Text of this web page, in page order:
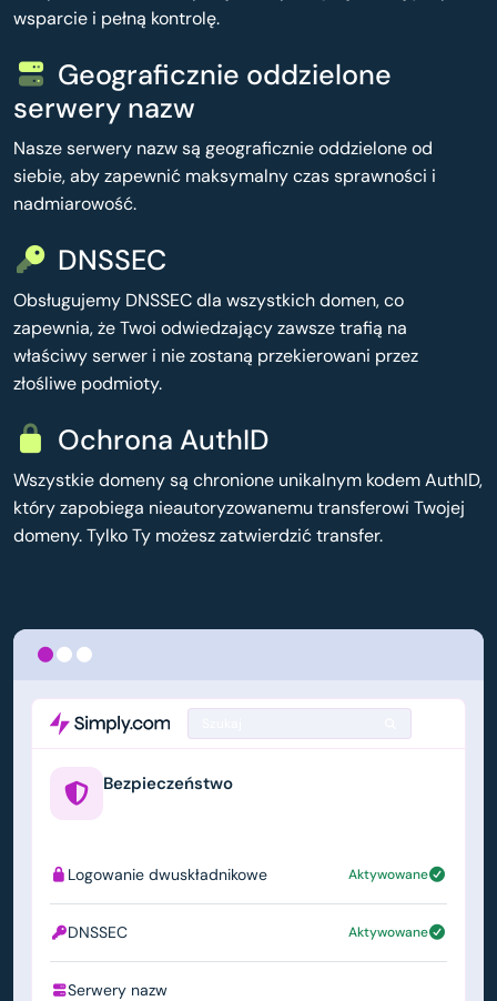
wsparcie i pełną kontrolę.
Geograficznie oddzielone
serwery nazw
Nasze serwery nazw są geograficznie oddzielone od
siebie, aby zapewnić maksymalny czas sprawności i
nadmiarowość.
DNSSEC
Obsługujemy DNSSEC dla wszystkich domen, co
zapewnia, że Twoi odwiedzający zawsze trafią na
właściwy serwer i nie zostaną przekierowani przez
złośliwe podmioty.
Ochrona AuthID
Wszystkie domeny są chronione unikalnym kodem AuthID,
który zapobiega nieautoryzowanemu transferowi Twojej
domeny. Tylko Ty możesz zatwierdzić transfer.
Bezpieczeństwo
Logowanie dwuskładnikowe Aktywowane
DNSSEC Aktywowane
Serwery nazw